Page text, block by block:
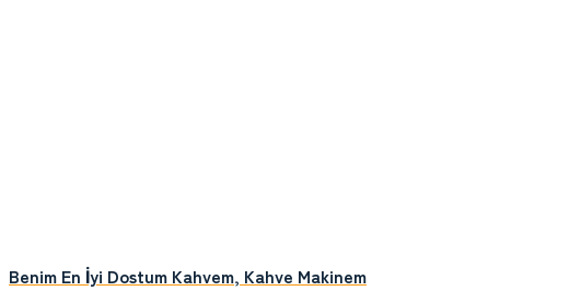
Benim En İyi Dostum Kahvem, Kahve Makinem